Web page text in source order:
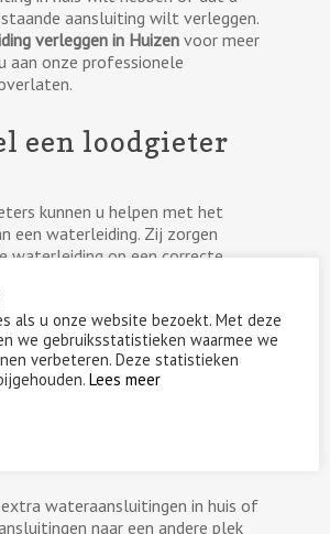
aansluiting wilt verleggen.
verleggen in Huizen voor meer
aan onze professionele
een loodgieter
kunnen u helpen met het
een waterleiding. Zij zorgen
waterleiding op een correcte
met een lekkage.
u ervoor dat u
heeft waar u dat wenst.
u bijvoorbeeld meerdere
installeren of de
een andere plek plaatsen. Het
gemak waarmee u woont
wateraansluitingen in huis of
naar een andere plek
als u onze website bezoekt. Met deze
we gebruiksstatistieken waarmee we
verbeteren. Deze statistieken
Lees meer